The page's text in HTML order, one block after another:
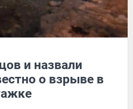
и назвали
о взрыве в